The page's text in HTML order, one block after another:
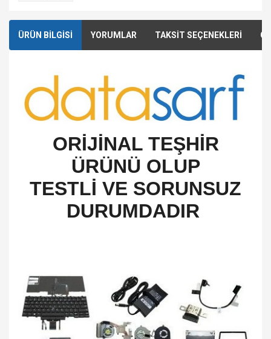
ÜRÜN BİLGİSİ YORUMLAR TAKSİT SEÇENEKLERİ
ORİJİNAL TEŞHİR
ÜRÜNÜ OLUP
TESTLİ VE SORUNSUZ
DURUMDADIR